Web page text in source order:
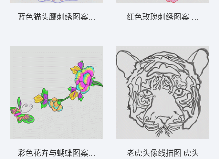
蓝色猫头鹰刺绣图案 猫头鹰
彩色花卉与蝴蝶图案 靓花
红色玫瑰刺绣图案 靓花
老虎头像线描图 虎头